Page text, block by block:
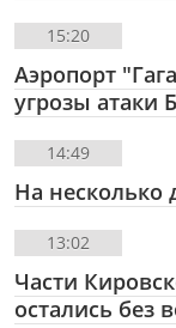
15:20
Аэропорт
угрозы атаки
14:49
На несколько
13:02
Части
остались без